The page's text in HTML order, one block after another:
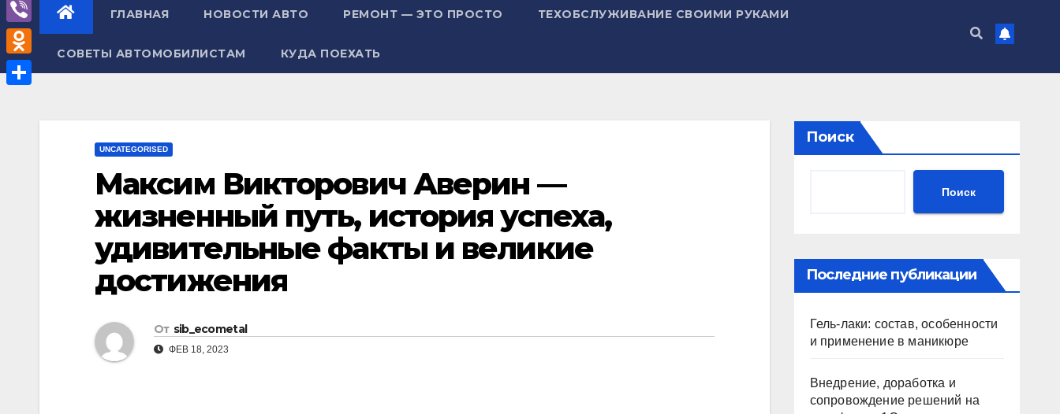
ГЛАВНАЯ НОВОСТИ АВТО РЕМОНТ — ЭТО ПРОСТО ТЕХОБСЛУЖИВАНИЕ СВОИМИ РУКАМИ
СОВЕТЫ АВТОМОБИЛИСТАМ КУДА ПОЕХАТЬ
UNCATEGORISED
Максим Викторович Аверин —
жизненный путь, история успеха,
удивительные факты и великие
достижения
От sib_ecometal
ФЕВ 18, 2023
Поиск
Поиск
Последние публикации
Гель-лаки: состав, особенности
и применение в маникюре
Внедрение, доработка и
сопровождение решений на
A
l
e
g
V
K
V
i
b
O